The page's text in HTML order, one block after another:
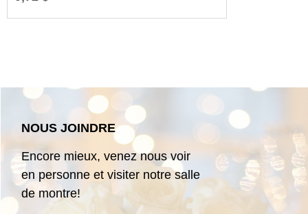
NOUS JOINDRE
Encore mieux, venez nous voir
en personne et visiter notre salle
de montre!